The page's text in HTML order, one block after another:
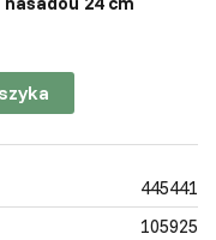
445441
105925